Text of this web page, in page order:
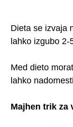
Dieta se izvaja
lahko izgubo 2-
Med dieto
lahko
Majhen trik za